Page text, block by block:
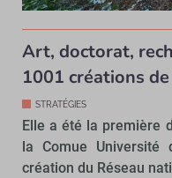
Art, doctorat,
1001 créations
STRATÉGIES
Elle a été la première
la Comue
création du Réseau